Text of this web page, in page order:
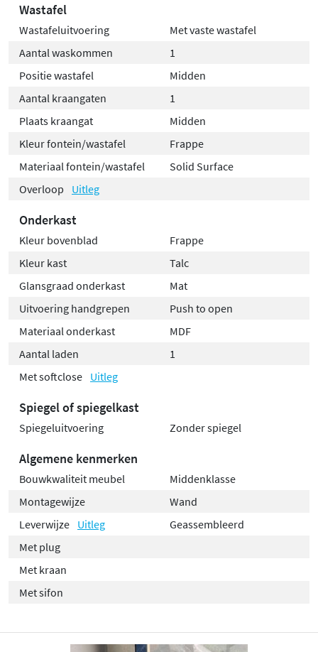
Wastafel
Wastafeluitvoering
Met vaste wastafel
Aantal waskommen
1
Positie wastafel
Midden
Aantal kraangaten
1
Plaats kraangat
Midden
Kleur fontein/wastafel
Frappe
Materiaal fontein/wastafel
Solid Surface
Overloop
Uitleg
Onderkast
Kleur bovenblad
Frappe
Kleur kast
Talc
Glansgraad onderkast
Mat
Uitvoering handgrepen
Push to open
Materiaal onderkast
MDF
Aantal laden
1
Met softclose Uitleg
Spiegel of spiegelkast
Spiegeluitvoering Zonder spiegel
Algemene kenmerken
Bouwkwaliteit meubel
Middenklasse
Montagewijze
Wand
Leverwijze Uitleg
Geassembleerd
Met plug
Met kraan
Met sifon